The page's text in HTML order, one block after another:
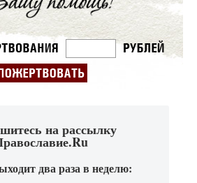
на рассылку
два раза в неделю: